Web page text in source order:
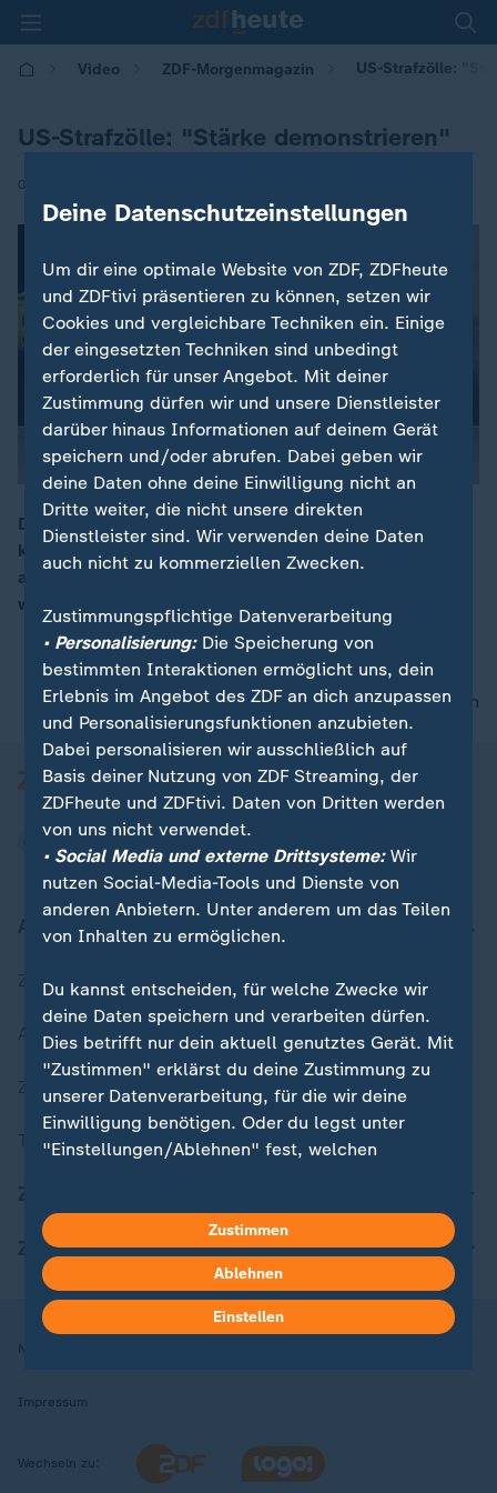
Video ZDF-Morgenmagazin US-Strafzölle:
US-Strafzölle: "Stärke demonstrieren"
04.02.2025 | 05:30
00:15
Der Aufschub der US-Zölle für Mexiko und Kanada
könne für die Europäer bedeuten, dass Trump sich
auch mit "kleineren Zugeständnissen" zufriedengeben
würde, berichtet ZDF-Korrespondent Elmar Theveßen.
nach oben
Aktuell bei ZDFheute
Zuletzt veröffentlicht
Aktuelle Sendungs-Videos
ZDFheute Stories
Themen im Überblick
ZDFheute Apps
Nutzungsbedingungen
Impressum
Wechseln zu:
Deine Datenschutzeinstellungen
Um dir eine optimale Website von ZDF, ZDFheute
und ZDFtivi präsentieren zu können, setzen wir
Cookies und vergleichbare Techniken ein. Einige
der eingesetzten Techniken sind unbedingt
erforderlich für unser Angebot. Mit deiner
Zustimmung dürfen wir und unsere Dienstleister
darüber hinaus Informationen auf deinem Gerät
speichern und/oder abrufen. Dabei geben wir
deine Daten ohne deine Einwilligung nicht an
Dritte weiter, die nicht unsere direkten
Dienstleister sind. Wir verwenden deine Daten
auch nicht zu kommerziellen Zwecken.
Zustimmungspflichtige Datenverarbeitung
• Personalisierung:Die Speicherung von
bestimmten Interaktionen ermöglicht uns, dein
Erlebnis im Angebot des ZDF an dich anzupassen
und Personalisierungsfunktionen anzubieten.
Dabei personalisieren wir ausschließlich auf
Basis deiner Nutzung von ZDF Streaming, der
ZDFheute und ZDFtivi. Daten von Dritten werden
von uns nicht verwendet.
• Social Media und externe Drittsysteme:Wir
nutzen Social-Media-Tools und Dienste von
anderen Anbietern. Unter anderem um das Teilen
von Inhalten zu ermöglichen.
Du kannst entscheiden, für welche Zwecke wir
deine Daten speichern und verarbeiten dürfen.
Dies betrifft nur dein aktuell genutztes Gerät. Mit
"Zustimmen" erklärst du deine Zustimmung zu
unserer Datenverarbeitung, für die wir deine
Einwilligung benötigen. Oder du legst unter
"Einstellungen/Ablehnen" fest, welchen
kannst du jederzeit mit Wirkung für die Zukunft
in deinen Einstellungen widerrufen oder ändern.
Hier findest du das Impressum.
Weitere Informationen findest du in unserer
Zustimmen
Ablehnen
Einstellen